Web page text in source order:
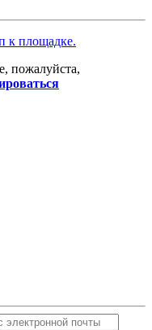
к площадке.
пожалуйста,